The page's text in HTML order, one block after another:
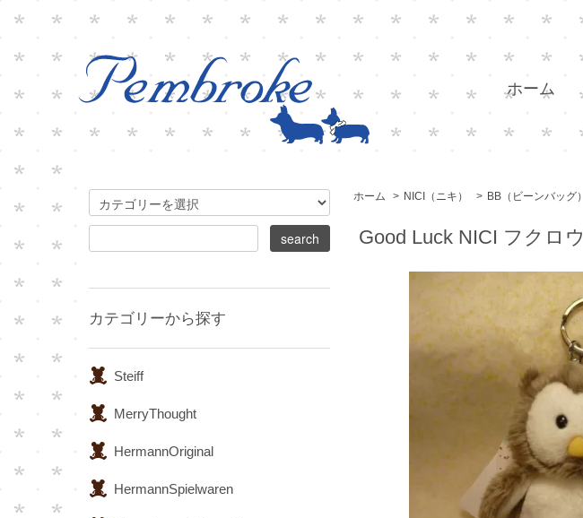
ホーム
ホーム > NICI（ニキ） > BB（ビーンバッグ）
Good Luck NICI フクロウ
カテゴリーから探す
Steiff
MerryThought
HermannOriginal
HermannSpielwaren